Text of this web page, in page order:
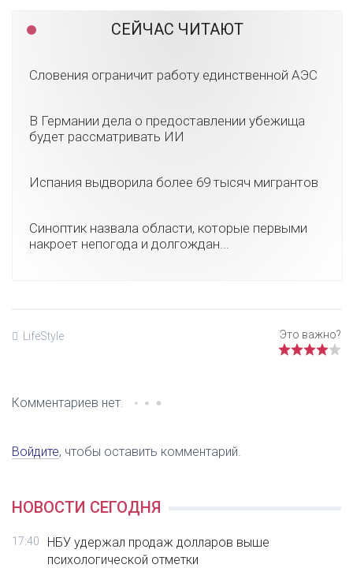
СЕЙЧАС ЧИТАЮТ
Словения ограничит работу единственной АЭС
В Германии дела о предоставлении убежища
будет рассматривать ИИ
Испания выдворила более 69 тысяч мигрантов
Синоптик назвала области, которые первыми
накроет непогода и долгождан...
LifeStyle
Комментариев нет.
Войдите, чтобы оставить комментарий.
НОВОСТИ СЕГОДНЯ
17:40
НБУ удержал продаж долларов выше
психологической отметки